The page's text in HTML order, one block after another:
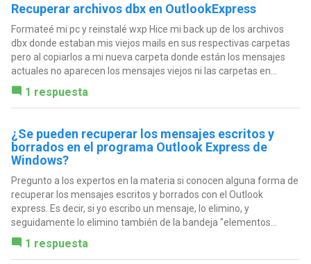
Recuperar archivos dbx en OutlookExpress
Formateé mi pc y reinstalé wxp Hice mi back up de los archivos
dbx donde estaban mis viejos mails en sus respectivas carpetas
pero al copiarlos a mi nueva carpeta donde están los mensajes
actuales no aparecen los mensajes viejos ni las carpetas en...
1 respuesta
¿Se pueden recuperar los mensajes escritos y
borrados en el programa Outlook Express de
Windows?
Pregunto a los expertos en la materia si conocen alguna forma de
recuperar los mensajes escritos y borrados con el Outlook
express. Es decir, si yo escribo un mensaje, lo elimino, y
seguidamente lo elimino también de la bandeja "elementos...
1 respuesta